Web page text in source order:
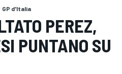
GP d'Italia
PEREZ,
PUNTANO SU